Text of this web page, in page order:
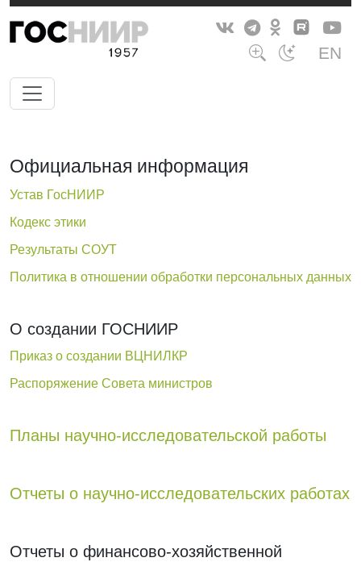
EN
Официальная информация
Устав ГосНИИР
Кодекс этики
Результаты СОУТ
Политика в отношении обработки персональных данных
О создании ГОСНИИР
Приказ о создании ВЦНИЛКР
Распоряжение Совета министров
Планы научно-исследовательской работы
Отчеты о научно-исследовательских работах
Отчеты о финансово-хозяйственной